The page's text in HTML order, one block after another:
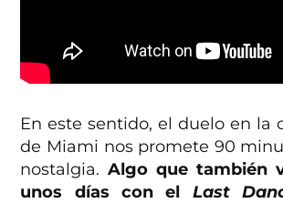
En este sentido, el duelo en la
de Miami nos promete 90
nostalgia.Algo que también
unos días con el Last